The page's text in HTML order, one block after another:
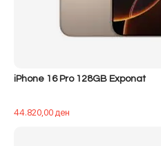
iPhone 16 Pro 128GB Exponat
44.820,00ден